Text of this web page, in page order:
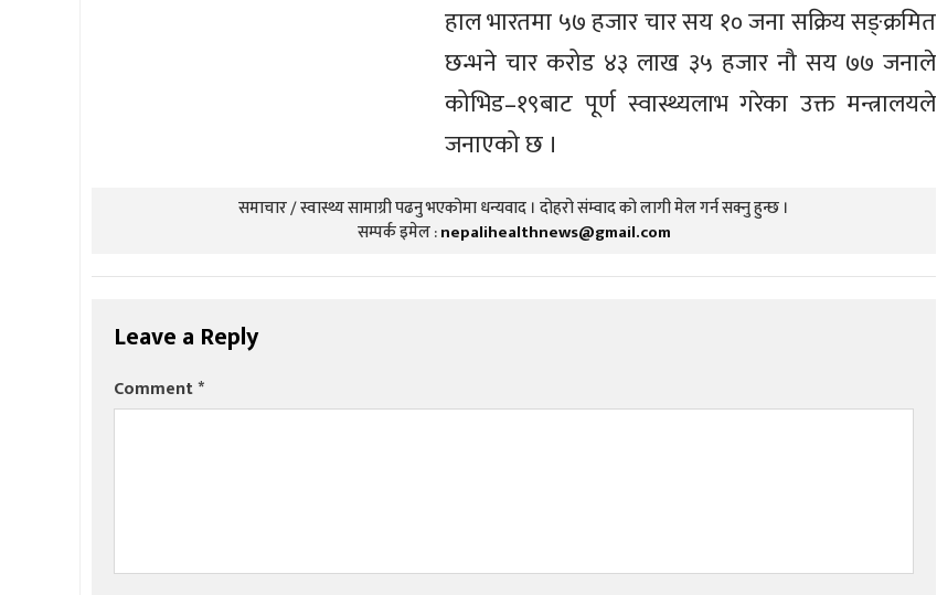
हाल भारतमा ५७ हजार चार सय १० जना सक्रिय सङ्क्रमित
छन्भने चार करोड ४३ लाख ३५ हजार नौ सय ७७ जनाले
कोभिड–१९बाट पूर्ण स्वास्थ्यलाभ गरेका उक्त मन्त्रालयले
जनाएको छ ।
समाचार / स्वास्थ्य सामाग्री पढनु भएकोमा धन्यवाद । दोहरो संम्वाद को लागी मेल गर्न सक्नु हुन्छ ।
सम्पर्क इमेल :nepalihealthnews@gmail.com
Leave a Reply
Comment*